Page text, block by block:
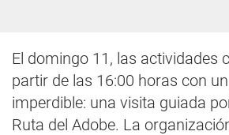
El domingo 11, las actividades
partir de las 16:00 horas con
imperdible: una visita guiada
Ruta del Adobe. La